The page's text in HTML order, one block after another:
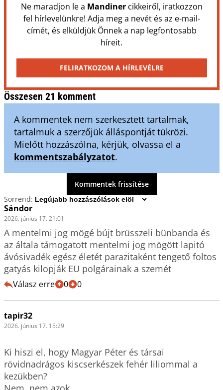
Ne maradjon le a Mandinercikkeiről, iratkozzon
fel hírlevelünkre! Adja meg a nevét és az e-mail-
címét, és elküldjük Önnek a nap legfontosabb
híreit.
FELIRATKOZOM A HÍRLEVÉLRE
Összesen 21 komment
A kommentek nem szerkesztett tartalmak,
tartalmuk a szerzőjük álláspontját tükrözi.
Mielőtt hozzászólna, kérjük, olvassa el a
kommentszabályzatot.
Kommentek frissítése
Sorrend:
Sándor
2026. június 17. 21:01
A mentelmi jog mögé bújt brüsszeli bünbanda és
az általa támogatott mentelmi jog mögött lapitó
ávósivadék egész életét parazitaként tengető foltos
gatyás kilopják EU polgárainak a szemét
Válasz erre 0 0
tapir32
2026. június 17. 15:29
Ki hiszi el, hogy Magyar Péter és társai
rövidnadrágos kiscserkészek fehér liliommal a
kezükben?